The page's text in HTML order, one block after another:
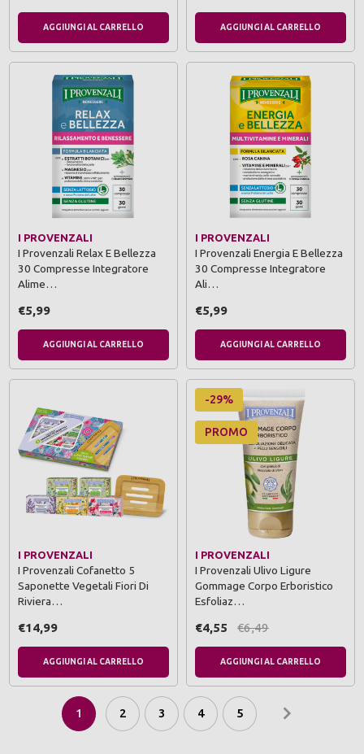
AGGIUNGI AL CARRELLO AGGIUNGI AL CARRELLO
I PROVENZALI
I Provenzali Relax E Bellezza
30 Compresse Integratore
Alime…
€5,99
AGGIUNGI AL CARRELLO
I PROVENZALI
I Provenzali Energia E Bellezza
30 Compresse Integratore
Ali…
€5,99
AGGIUNGI AL CARRELLO
I PROVENZALI
I Provenzali Cofanetto 5
Saponette Vegetali Fiori Di
Riviera…
€14,99
AGGIUNGI AL CARRELLO
-29%
PROMO
I PROVENZALI
I Provenzali Ulivo Ligure
Gommage Corpo Erboristico
Esfoliaz…
€4,55 €6,49
AGGIUNGI AL CARRELLO
1 2 3 4 5